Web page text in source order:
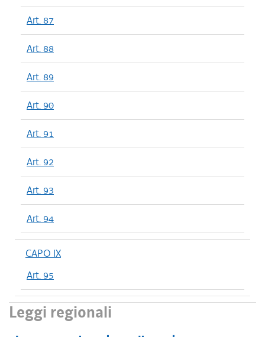
Art. 87
Art. 88
Art. 89
Art. 90
Art. 91
Art. 92
Art. 93
Art. 94
CAPO IX
Art. 95
Leggi regionali